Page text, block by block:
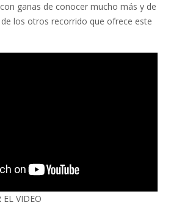
ganas de conocer mucho más y de
los otros recorrido que ofrece este
EL VIDEO